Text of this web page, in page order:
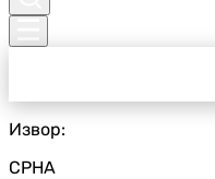
Извор:
СРНА